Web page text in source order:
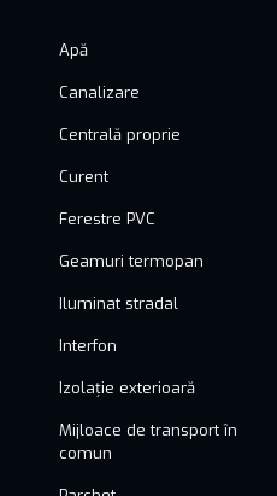
Apă
Canalizare
Centrală proprie
Curent
Ferestre PVC
Geamuri termopan
Iluminat stradal
Interfon
Izolație exterioară
Mijloace de transport în
comun